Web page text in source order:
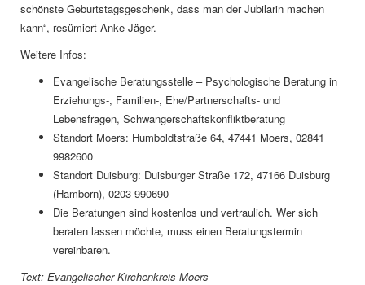
schönste Geburtstagsgeschenk, dass man der Jubilarin machen
kann“, resümiert Anke Jäger.
Weitere Infos:
Evangelische Beratungsstelle – Psychologische Beratung in
Erziehungs-, Familien-, Ehe/Partnerschafts- und
Lebensfragen, Schwangerschaftskonfliktberatung
Standort Moers: Humboldtstraße 64, 47441 Moers, 02841
9982600
Standort Duisburg: Duisburger Straße 172, 47166 Duisburg
(Hamborn), 0203 990690
Die Beratungen sind kostenlos und vertraulich. Wer sich
beraten lassen möchte, muss einen Beratungstermin
vereinbaren.
Text: Evangelischer Kirchenkreis Moers